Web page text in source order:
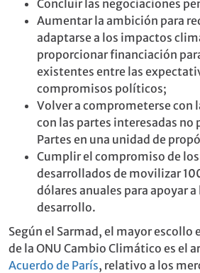
Concluir las negociaciones
Aumentar la ambición para
adaptarse a los impactos
proporcionar financiación
existentes entre las
compromisos políticos;
Volver a comprometerse con
con las partes interesadas no
Partes en una unidad de
Cumplir el compromiso de
desarrollados de movilizar
dólares anuales para apoyar a
desarrollo.
Según el Sarmad, el mayor escollo
de la ONU Cambio Climático es el
Acuerdo de París, relativo a los